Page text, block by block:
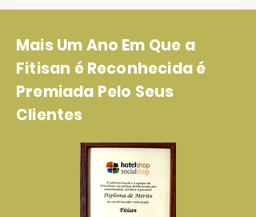
Mais Um Ano Em Que a
Fitisan é Reconhecida é
Premiada Pelo Seus
Clientes